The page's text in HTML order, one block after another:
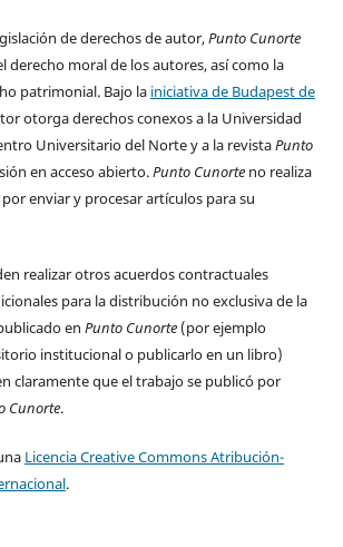
de derechos de autor,Punto Cunorte
derecho moral de los autores, así como la
patrimonial. Bajo la iniciativa de Budapest de
otorga derechos conexos a la Universidad
Universitario del Norte y a la revistaPunto
en acceso abierto.Punto Cunorteno realiza
enviar y procesar artículos para su
realizar otros acuerdos contractuales
para la distribución no exclusiva de la
en Punto Cunorte(por ejemplo
institucional o publicarlo en un libro)
claramente que el trabajo se publicó por
Cunorte.
Licencia Creative Commons Atribución-
.